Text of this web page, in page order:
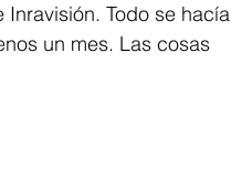
Todo se hacía
un mes. Las cosas